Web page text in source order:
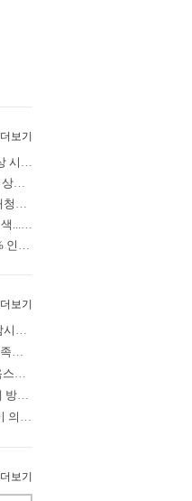
더보기
中 6세 아동, 뇌 유전자 편집 임상 시험 중 사망... 의료진 1년간 ....
‘파룬궁 보호법’ 美 상원 본회의 상정... 최종 입법 ‘초읽기’
[기자회견] “파룬궁 ‘4.25 평화대청원’ 기념 & 중공의 션윈 공연 .....
美 FBI, 조지아주 선관위 압수수색... 트럼프 “부정선거 증거 확보....
트럼프, 한국 상호관세 15→25% 인상... “韓 국회 무력합의 미비준”....
더보기
[이슈 TV] 美 민간 드론... 中 감시망 뚫고 군함 근접 촬영
美 FCC, 중국산 휴머노이드·4족보행 로봇·전력 인버터 신규 수입 .....
[5] 숭후수명(崇侯受命)... 탐욕스러운 북백후, 정벌의 기치를 올.....
軍, 한미 연합훈련 美무인기에 방공태세 발령... 왜?
美의회, 中 유엔 활동에 스파이 의혹 제기
더보기